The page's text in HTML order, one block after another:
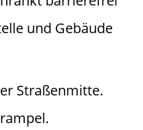
und Gebäude
Straßenmitte.